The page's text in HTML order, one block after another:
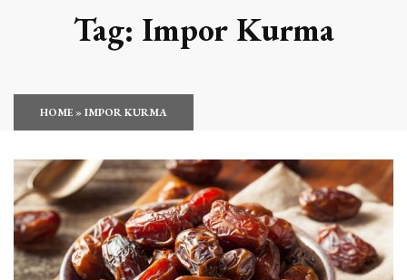
Tag: Impor Kurma
HOME»IMPOR KURMA